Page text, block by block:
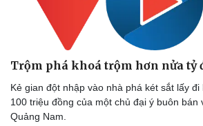
Trộm phá khoá trộm hơn nửa tỷ
Kẻ gian đột nhập vào nhà phá két sắt lấy
100 triệu đồng của một chủ đại ý buôn bán
Quảng Nam.